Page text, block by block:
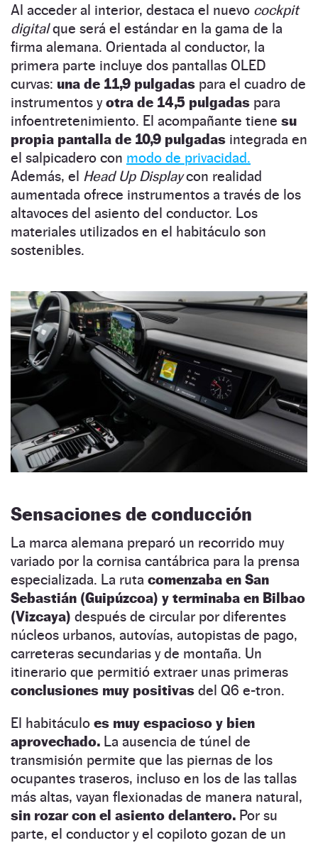
Al acceder al interior, destaca el nuevo cockpit
digitalque será el estándar en la gama de la
firma alemana. Orientada al conductor, la
primera parte incluye dos pantallas OLED
curvas: una de 11,9 pulgadas para el cuadro de
instrumentos yotra de 14,5 pulgadas para
infoentretenimiento. El acompañante tiene su
propia pantalla de 10,9 pulgadas integrada en
el salpicadero con modo de privacidad.
Además, el Head Up Displaycon realidad
aumentada ofrece instrumentos a través de los
altavoces del asiento del conductor. Los
materiales utilizados en el habitáculo son
sostenibles.
Sensaciones de conducción
La marca alemana preparó un recorrido muy
variado por la cornisa cantábrica para la prensa
especializada. La ruta comenzaba en San
Sebastián (Guipúzcoa) y terminaba en Bilbao
(Vizcaya) después de circular por diferentes
núcleos urbanos, autovías, autopistas de pago,
carreteras secundarias y de montaña. Un
itinerario que permitió extraer unas primeras
conclusiones muy positivas del Q6 e-tron.
El habitáculo es muy espacioso y bien
aprovechado. La ausencia de túnel de
transmisión permite que las piernas de los
ocupantes traseros, incluso en los de las tallas
más altas, vayan flexionadas de manera natural,
sin rozar con el asiento delantero. Por su
parte, el conductor y el copiloto gozan de un